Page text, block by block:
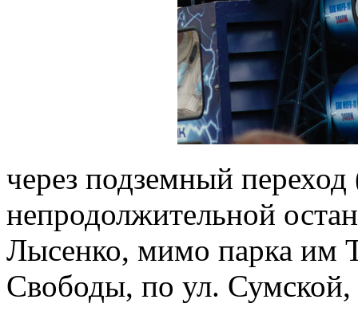
через подземный
непродолжительной
Лысенко, мимо парка им
Свободы, по ул.